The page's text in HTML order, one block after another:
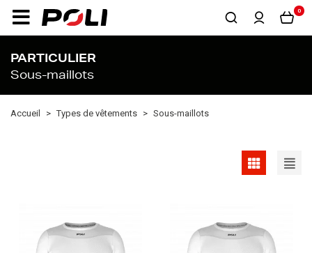
0
PARTICULIER
Sous-maillots
Accueil Types de vêtements Sous-maillots